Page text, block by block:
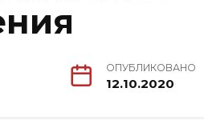
ОПУБЛИКОВАНО
12.10.2020